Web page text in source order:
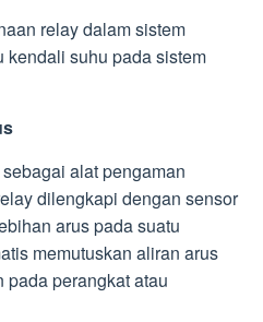
relay dalam sistem
kendali suhu pada sistem
alat pengaman
dilengkapi dengan sensor
arus pada suatu
memutuskan aliran arus
pada perangkat atau